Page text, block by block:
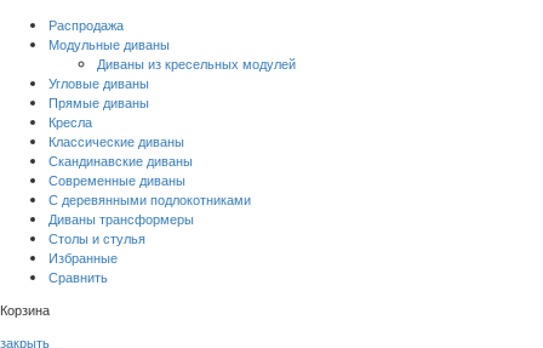
Распродажа
Модульные диваны
Диваны из кресельных модулей
Угловые диваны
Прямые диваны
Кресла
Классические диваны
Скандинавские диваны
Современные диваны
С деревянными подлокотниками
Диваны трансформеры
Столы и стулья
Избранные
Сравнить
Корзина
закрыть